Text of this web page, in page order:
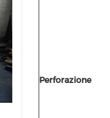
Perforazione